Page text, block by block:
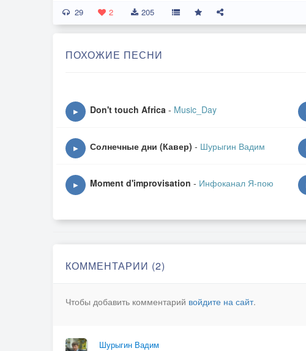
29 2 205
ПОХОЖИЕ ПЕСНИ
▶ Don't touch Africa - Music_Day
▶ Солнечные дни (Кавер) - Шурыгин Вадим
▶ Moment d'improvisation - Инфоканал Я-пою
КОММЕНТАРИИ (2)
Чтобы добавить комментарий войдите на сайт.
Шурыгин Вадим